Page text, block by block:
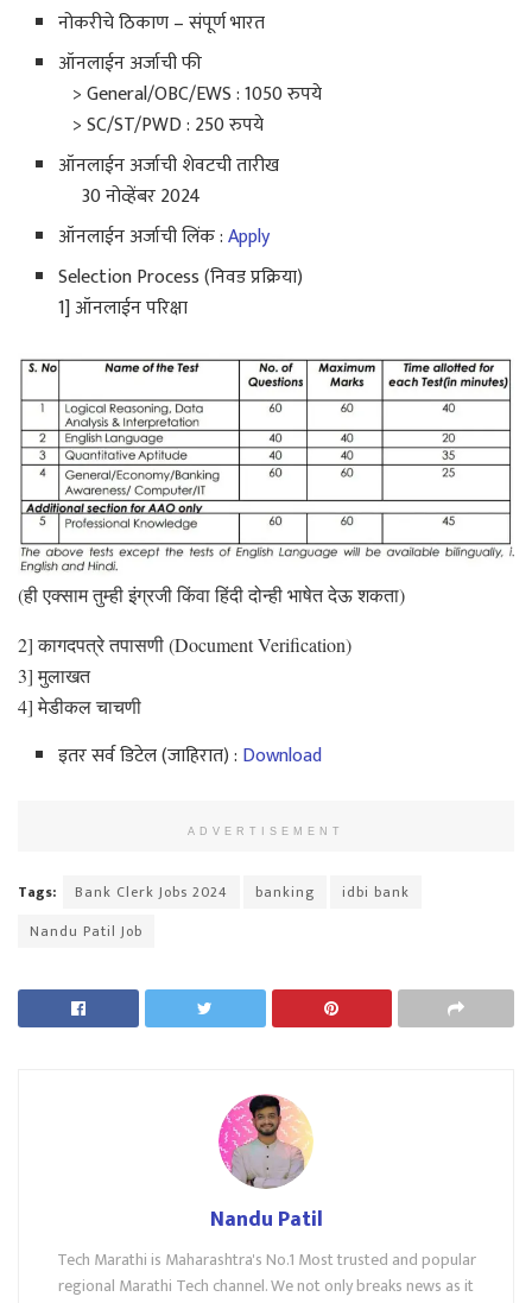
नोकरीचे ठिकाण – संपूर्ण भारत
ऑनलाईन अर्जाची फी
> General/OBC/EWS : 1050 रुपये
> SC/ST/PWD : 250 रुपये
ऑनलाईन अर्जाची शेवटची तारीख
30 नोव्हेंबर 2024
ऑनलाईन अर्जाची लिंक :Apply
Selection Process (निवड प्रक्रिया)
1] ऑनलाईन परिक्षा
(ही एक्साम तुम्ही इंग्रजी किंवा हिंदी दोन्ही भाषेत देऊ शकता)
2] कागदपत्रे तपासणी (Document Verification)
3] मुलाखत
4] मेडीकल चाचणी
इतर सर्व डिटेल (जाहिरात) : Download
ADVERTISEMENT
Tags: Bank Clerk Jobs 2024 banking
idbi bank
Nandu Patil Job
Nandu Patil
Tech Marathi is Maharashtra's No.1 Most trusted and popular
regional Marathi Tech channel. We not only breaks news as it